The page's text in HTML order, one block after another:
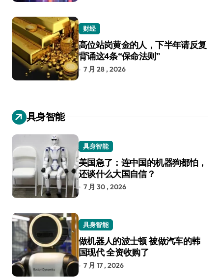
财经
高位站岗黄金的人，下半年请反复
背诵这4条“保命法则”
7 月 28 , 2026
具身智能
具身智能
美国急了：连中国的机器狗都怕，
还谈什么大国自信？
7 月 30 , 2026
具身智能
做机器人的波士顿 被做汽车的韩
国现代 全资收购了
7 月 17 , 2026